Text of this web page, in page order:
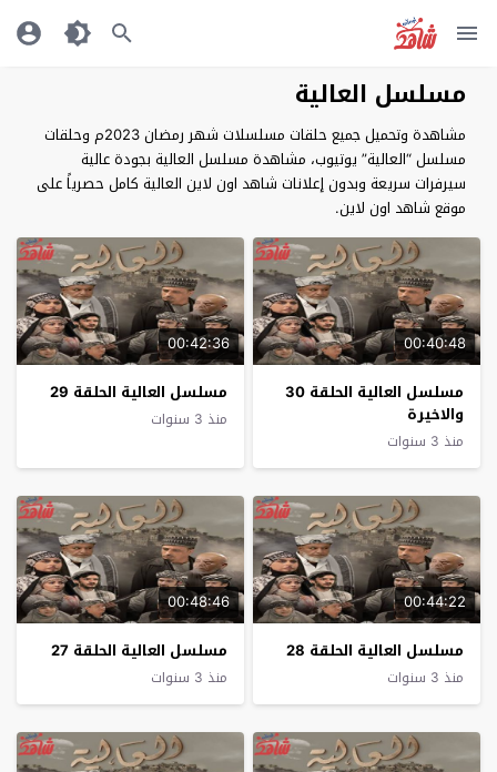
مسلسل العالية
مشاهدة وتحميل جميع حلقات مسلسلات شهر رمضان 2023م وحلقات
مسلسل “العالية” يوتيوب، مشاهدة مسلسل العالية بجودة عالية
سيرفرات سريعة وبدون إعلانات شاهد اون لاين العالية كامل حصرياً على
موقع شاهد اون لاين.
00:40:48
مسلسل العالية الحلقة 30
والاخيرة
منذ 3 سنوات
00:42:36
مسلسل العالية الحلقة 29
منذ 3 سنوات
00:44:22
مسلسل العالية الحلقة 28
منذ 3 سنوات
00:48:46
مسلسل العالية الحلقة 27
منذ 3 سنوات